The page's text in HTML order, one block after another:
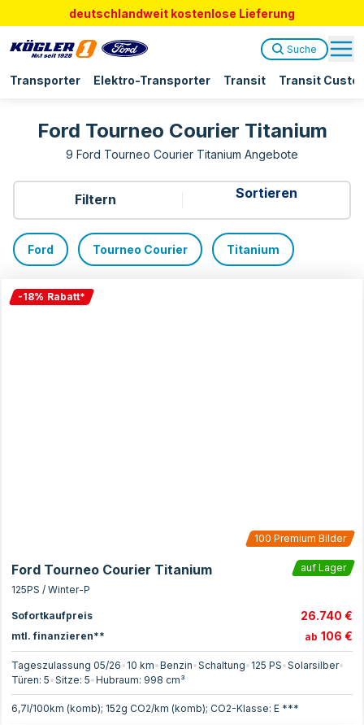
deutschlandweit kostenlose Lieferung
Transporter Elektro-Transporter Transit Transit
Suche
Ford Tourneo Courier Titanium
9 Ford Tourneo Courier Titanium Angebote
Filtern
Ford Tourneo Courier Titanium
-18% Rabatt*
100 Premium Bilder
Ford Tourneo Courier Titanium
auf Lager
125PS / Winter-P
Sofortkaufpreis 26.740 €
mtl. finanzieren** ab 106 €
Tageszulassung 05/26• 10 km•Benzin•Schaltung• 125 PS•Solarsilber•
Türen: 5•Sitze: 5•Hubraum: 998 cm³
6,7l/100km (komb); 152g CO2/km (komb); CO2-Klasse: E ***